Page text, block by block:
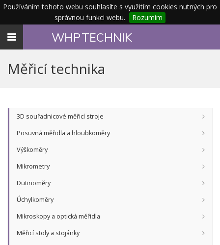
Používáním tohoto webu souhlasíte s využitím cookies nutných pro
správnou funkci webu.
Rozumím
Toggle
WHPTECHNIK
Měřicí technika
3D souřadnicové měřicí stroje
Posuvná měřidla a hloubkoměry
Výškoměry
Mikrometry
Dutinoměry
Úchylkoměry
Mikroskopy a optická měřidla
Měřicí stoly a stojánky